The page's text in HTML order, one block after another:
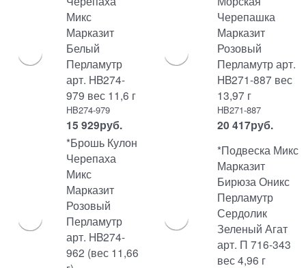
Микс
Марказит
Белый
Перламутр
арт. HB274-
979 вес 11,6 г
HB274-979
15 929руб.
Черепашка
Марказит
Розовый
Перламутр арт.
HB271-887 вес
13,97 г
HB271-887
20 417руб.
*Брошь Кулон
Черепаха
Микс
Марказит
Розовый
Перламутр
арт. HB274-
962 (вес 11,66
*Подвеска Микс
Марказит
Бирюза Оникс
Перламутр
Сердолик
Зеленый Агат
арт. П 716-343
вес 4,96 г